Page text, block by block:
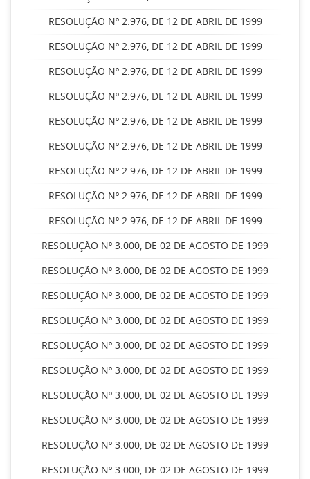
RESOLUÇÃO Nº 2.976, DE 12 DE ABRIL DE 1999
RESOLUÇÃO Nº 2.976, DE 12 DE ABRIL DE 1999
RESOLUÇÃO Nº 2.976, DE 12 DE ABRIL DE 1999
RESOLUÇÃO Nº 2.976, DE 12 DE ABRIL DE 1999
RESOLUÇÃO Nº 2.976, DE 12 DE ABRIL DE 1999
RESOLUÇÃO Nº 2.976, DE 12 DE ABRIL DE 1999
RESOLUÇÃO Nº 2.976, DE 12 DE ABRIL DE 1999
RESOLUÇÃO Nº 2.976, DE 12 DE ABRIL DE 1999
RESOLUÇÃO Nº 2.976, DE 12 DE ABRIL DE 1999
RESOLUÇÃO Nº 3.000, DE 02 DE AGOSTO DE 1999
RESOLUÇÃO Nº 3.000, DE 02 DE AGOSTO DE 1999
RESOLUÇÃO Nº 3.000, DE 02 DE AGOSTO DE 1999
RESOLUÇÃO Nº 3.000, DE 02 DE AGOSTO DE 1999
RESOLUÇÃO Nº 3.000, DE 02 DE AGOSTO DE 1999
RESOLUÇÃO Nº 3.000, DE 02 DE AGOSTO DE 1999
RESOLUÇÃO Nº 3.000, DE 02 DE AGOSTO DE 1999
RESOLUÇÃO Nº 3.000, DE 02 DE AGOSTO DE 1999
RESOLUÇÃO Nº 3.000, DE 02 DE AGOSTO DE 1999
RESOLUÇÃO Nº 3.000, DE 02 DE AGOSTO DE 1999